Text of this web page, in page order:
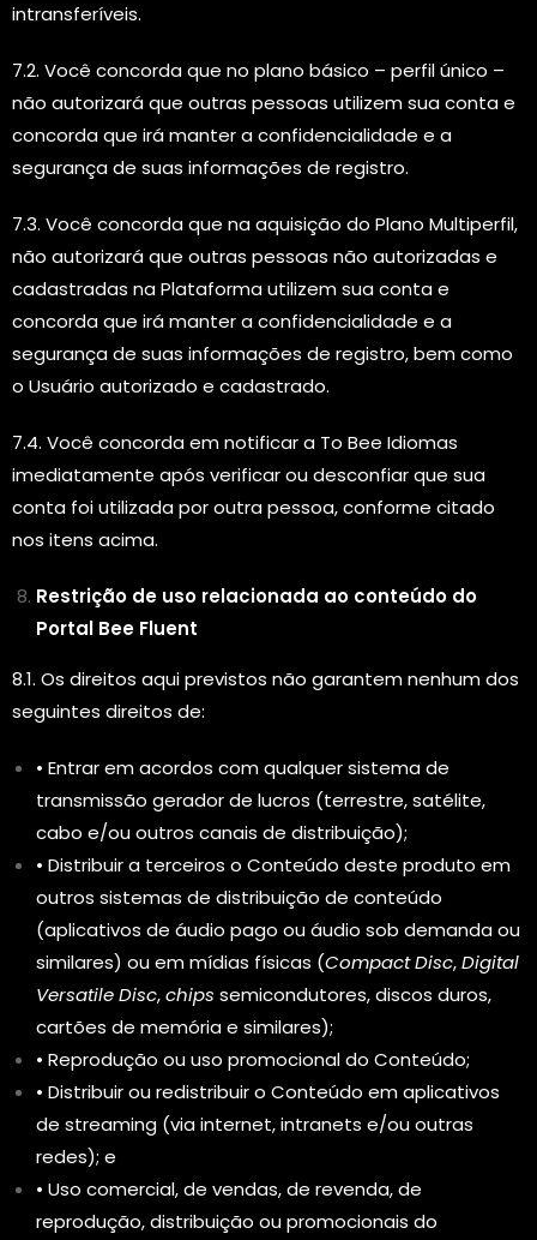
intransferíveis.
7.2. Você concorda que no plano básico – perfil único –
não autorizará que outras pessoas utilizem sua conta e
concorda que irá manter a confidencialidade e a
segurança de suas informações de registro.
7.3. Você concorda que na aquisição do Plano Multiperfil,
não autorizará que outras pessoas não autorizadas e
cadastradas na Plataforma utilizem sua conta e
concorda que irá manter a confidencialidade e a
segurança de suas informações de registro, bem como
o Usuário autorizado e cadastrado.
7.4. Você concorda em notificar a To Bee Idiomas
imediatamente após verificar ou desconfiar que sua
conta foi utilizada por outra pessoa, conforme citado
nos itens acima.
Restrição de uso relacionada ao conteúdo do
Portal Bee Fluent
8.1. Os direitos aqui previstos não garantem nenhum dos
seguintes direitos de:
• Entrar em acordos com qualquer sistema de
transmissão gerador de lucros (terrestre, satélite,
cabo e/ou outros canais de distribuição);
• Distribuir a terceiros o Conteúdo deste produto em
outros sistemas de distribuição de conteúdo
(aplicativos de áudio pago ou áudio sob demanda ou
similares) ou em mídias físicas (Compact Disc,Digital
Versatile Disc,chips semicondutores, discos duros,
cartões de memória e similares);
• Reprodução ou uso promocional do Conteúdo;
• Distribuir ou redistribuir o Conteúdo em aplicativos
de streaming (via internet, intranets e/ou outras
redes); e
• Uso comercial, de vendas, de revenda, de
reprodução, distribuição ou promocionais do